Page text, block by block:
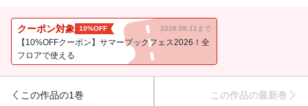
クーポン対象 10%OFF 2026.08.11まで
【10%OFFクーポン】サマーブックフェス2026！全
フロアで使える
この作品の1巻 この作品の最新巻